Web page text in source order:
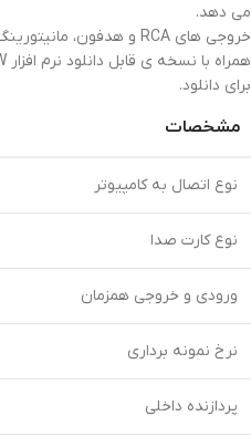
می دهد.
خروجی های RCA و هدفون، مانیتورینگ آسان را برای شما رقم خواهند زد.
برای دانلود.
مشخصات
نوع اتصال به کامپیوتر
نوع کارت صدا
ورودی و خروجی همزمان
نرخ نمونه برداری
پردازنده داخلی